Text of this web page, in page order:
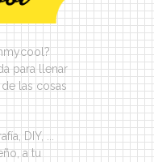
para llenar
las cosas
DIY, ...
a tu